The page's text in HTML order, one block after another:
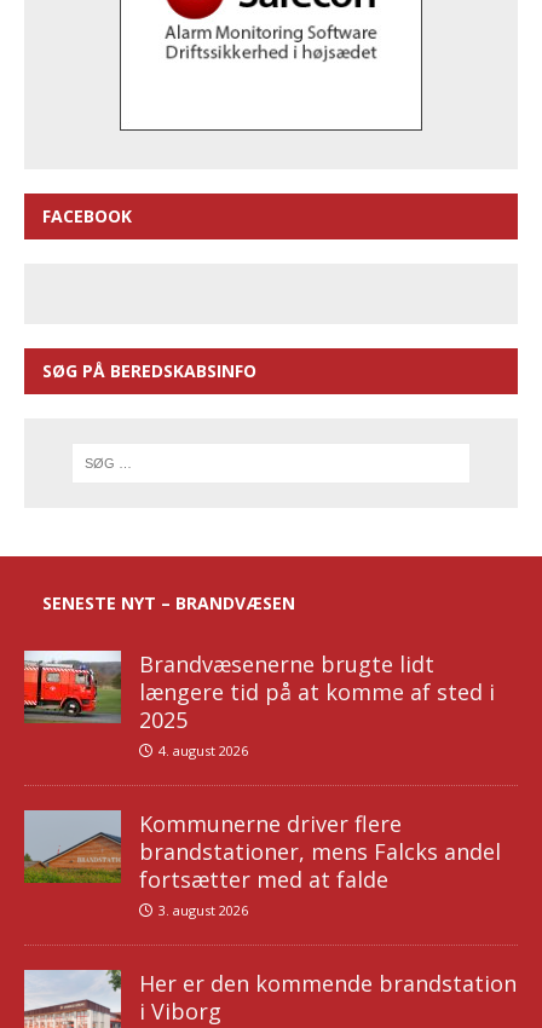
FACEBOOK
SØG PÅ BEREDSKABSINFO
SENESTE NYT – BRANDVÆSEN
Brandvæsenerne brugte lidt
længere tid på at komme af sted i
2025
4. august 2026
Kommunerne driver flere
brandstationer, mens Falcks andel
fortsætter med at falde
3. august 2026
Her er den kommende brandstation
i Viborg